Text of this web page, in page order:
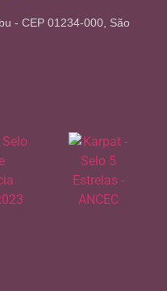
- CEP 01234-000, São